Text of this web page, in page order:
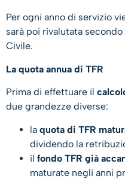
Per ogni anno di servizio
sarà poi rivalutata
Civile.
La quota annua di TFR
Prima di effettuare il
due grandezze diverse:
la quota di TFR
dividendo la
il fondo TFR già
maturate negli anni